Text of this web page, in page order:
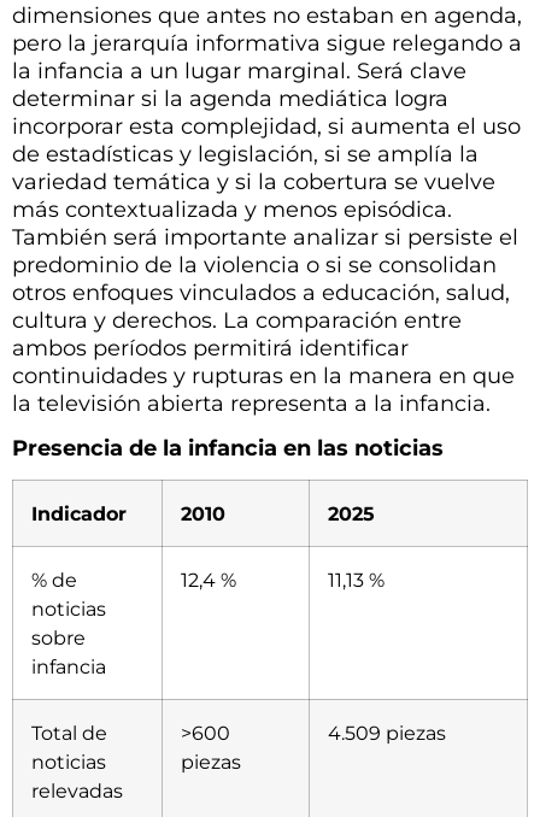
dimensiones que antes no estaban en agenda,
pero la jerarquía informativa sigue relegando a
la infancia a un lugar marginal. Será clave
determinar si la agenda mediática logra
incorporar esta complejidad, si aumenta el uso
de estadísticas y legislación, si se amplía la
variedad temática y si la cobertura se vuelve
más contextualizada y menos episódica.
También será importante analizar si persiste el
predominio de la violencia o si se consolidan
otros enfoques vinculados a educación, salud,
cultura y derechos. La comparación entre
ambos períodos permitirá identificar
continuidades y rupturas en la manera en que
la televisión abierta representa a la infancia.
Presencia de la infancia en las noticias
Indicador 2010 2025
% de
noticias
sobre
infancia
12,4 % 11,13 %
Total de
noticias
relevadas
>600
piezas
4.509 piezas